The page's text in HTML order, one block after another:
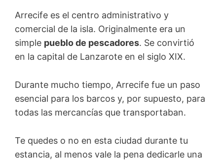
Arrecife es el centro administrativo y
comercial de la isla. Originalmente era un
simple pueblo de pescadores. Se convirtió
en la capital de Lanzarote en el siglo XIX.
Durante mucho tiempo, Arrecife fue un paso
esencial para los barcos y, por supuesto, para
todas las mercancías que transportaban.
Te quedes o no en esta ciudad durante tu
estancia, al menos vale la pena dedicarle una